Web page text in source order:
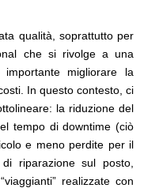
qualità, soprattutto per
che si rivolge a una
migliorare la
In questo contesto, ci
la riduzione del
tempo di downtime (ciò
e meno perdite per il
di riparazione sul posto,
realizzate con